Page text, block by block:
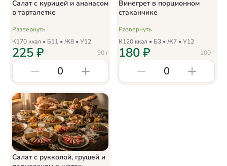
Салат с курицей и ананасом
в тарталетке
Развернуть
К170 ккал • Б11 • Ж8 • У12
90 г
225₽
0
Винегрет в порционном
стаканчике
Развернуть
К120 ккал • Б3 • Ж7 • У12
100 г
180₽
0
Салат с рукколой, грушей и